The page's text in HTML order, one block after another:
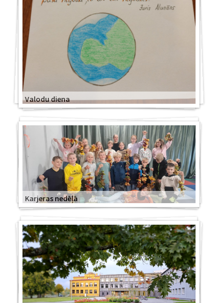
Valodu diena
Karjeras nedēļā